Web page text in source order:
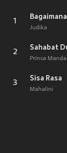
1
Judika
2
Sahabat
Prinsa
3
Sisa Rasa
Mahalini